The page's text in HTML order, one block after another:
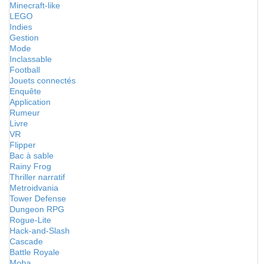
Minecraft-like
LEGO
Indies
Gestion
Mode
Inclassable
Football
Jouets connectés
Enquête
Application
Rumeur
Livre
VR
Flipper
Bac à sable
Rainy Frog
Thriller narratif
Metroidvania
Tower Defense
Dungeon RPG
Rogue-Lite
Hack-and-Slash
Cascade
Battle Royale